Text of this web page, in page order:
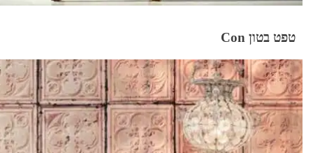
טפט בטון Con